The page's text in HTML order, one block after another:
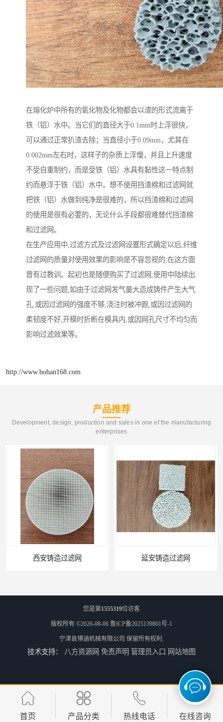
在熔化炉中所有的氧化物及化物都会以渣的形式流离于
铁（铝）水中。当它们的直径大于0.1mm时上浮很快，
可以通过正常扒渣去除；当直径小于0.09mm，尤其在
0.002mm左右时，这样子的杂质上浮慢，并且上升速度
不受自重制约，而是受铁（铝）水具有黏性这一特点制
约而悬浮于铁（铝）水中。想不使用挡渣棉和过滤网就
把铁（铝）水做到纯净是很难的，所以挡渣棉和过滤网
的使用是很有必要的，无论什么手段都很难替代挡渣棉
和过滤网。
在生产应用中,过滤方式及过滤网设置形式确定以后,纤维
过滤网的质量对使用效果的影响是不容忽视的,在这方面
曾有过教训。起初也是随便购买了过滤网,使用中陆续出
现了一些问题,如由于过滤网发气量大造成铸件产生大气
孔,或因过滤网的强度不够,浇注时被冲跑,或因过滤网的
柔韧度不好,开模时折断在模具内,或因网孔尺寸不均匀而
影响过滤效果等。
http://www.bohan168.com
产品推荐
Development, design, production and sales in one of the manufacturing
enterprises
延安铸造过滤网 喀什铸造过滤网
怒江铸造过滤网 江苏厂家陶瓷过滤器耐高温
您是第1555319位访客
版权所有 ©2026-08-06 鲁ICP备2025139801号-1
宁津县博涵机械有限公司 保留所有权利.
技术支持： 八方资源网 免责声明 管理员入口 网站地图
首页 产品分类 热线电话 在线咨询